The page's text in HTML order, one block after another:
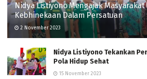
Nidya Listiyono Mengajak Masyarakat
Kebhinekaan Dalam Persatuan
2 November 2023
Nidya Listiyono Tekankan
Pola Hidup Sehat
15 November 2023